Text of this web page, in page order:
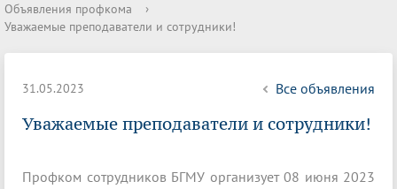
Объявления профкома
›
Уважаемые преподаватели и сотрудники!
31.05.2023 Все объявления
Уважаемые преподаватели и сотрудники!
Профком сотрудников БГМУ организует 08 июня 2023